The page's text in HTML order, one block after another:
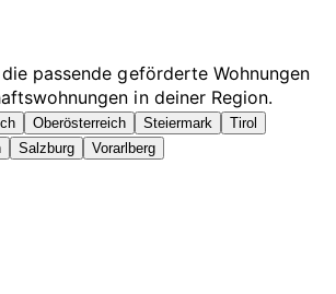
passende geförderte Wohnungen
in deiner Region.
Oberösterreich Steiermark
Tirol
Salzburg Vorarlberg